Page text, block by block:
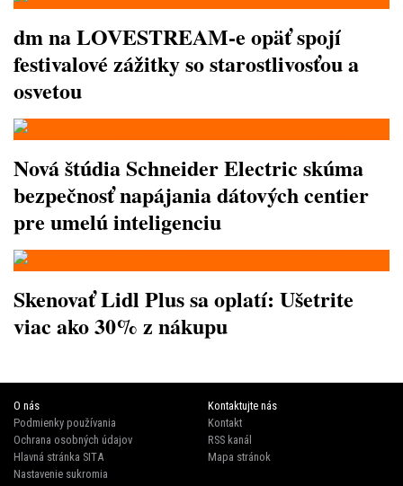
dm na LOVESTREAM-e opäť spojí
festivalové zážitky so starostlivosťou a
osvetou
Nová štúdia Schneider Electric skúma
bezpečnosť napájania dátových centier
pre umelú inteligenciu
Skenovať Lidl Plus sa oplatí: Ušetrite
viac ako 30% z nákupu
O nás
Podmienky používania
Ochrana osobných údajov
Hlavná stránka SITA
Nastavenie sukromia
Kontaktujte nás
Kontakt
RSS kanál
Mapa stránok